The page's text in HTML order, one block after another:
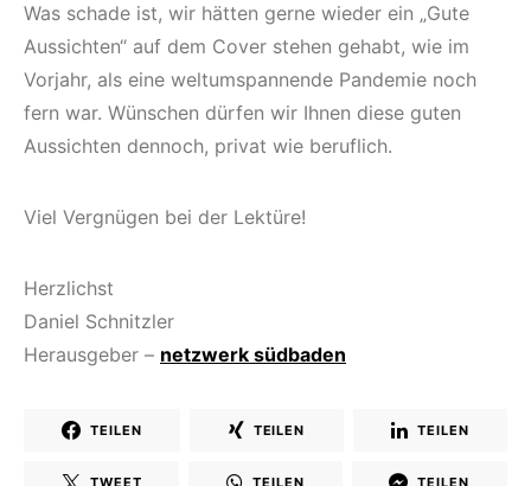
Was schade ist, wir hätten gerne wieder ein „Gute
Aussichten“ auf dem Cover stehen gehabt, wie im
Vorjahr, als eine weltumspannende Pandemie noch
fern war. Wünschen dürfen wir Ihnen diese guten
Aussichten dennoch, privat wie beruflich.
Viel Vergnügen bei der Lektüre!
Herzlichst
Daniel Schnitzler
Herausgeber – netzwerk südbaden
TEILEN TEILEN TEILEN
TWEET TEILEN TEILEN